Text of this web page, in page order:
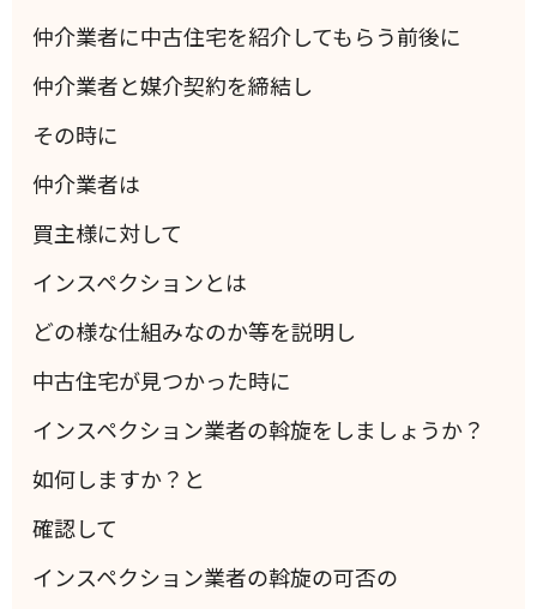
仲介業者に中古住宅を紹介してもらう前後に
仲介業者と媒介契約を締結し
その時に
仲介業者は
買主様に対して
インスペクションとは
どの様な仕組みなのか等を説明し
中古住宅が見つかった時に
インスペクション業者の斡旋をしましょうか？
如何しますか？と
確認して
インスペクション業者の斡旋の可否の